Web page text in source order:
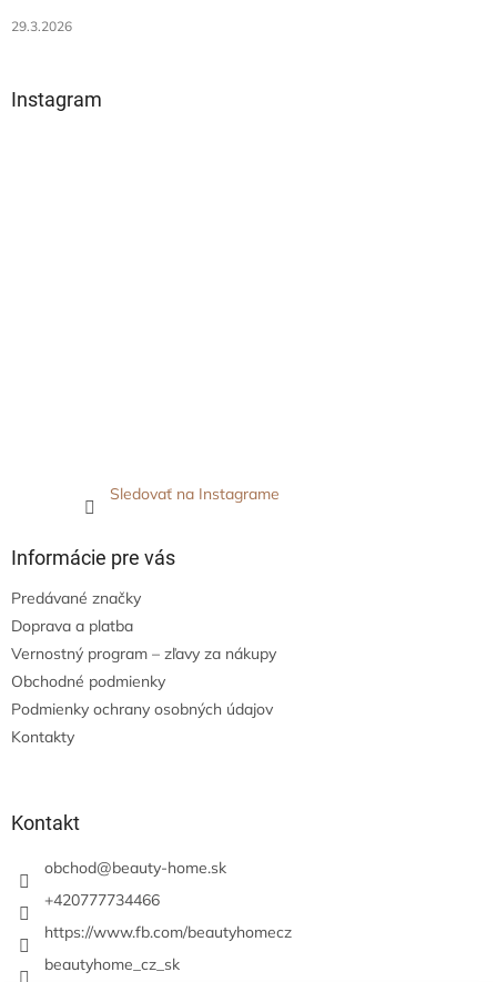
29.3.2026
Instagram
Sledovať na Instagrame
Informácie pre vás
Predávané značky
Doprava a platba
Vernostný program – zľavy za nákupy
Obchodné podmienky
Podmienky ochrany osobných údajov
Kontakty
Kontakt
obchod@beauty-home.sk
+420777734466
https://www.fb.com/beautyhomecz
beautyhome_cz_sk